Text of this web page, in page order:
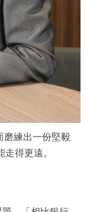
磨練出一份堅毅
得更遠。